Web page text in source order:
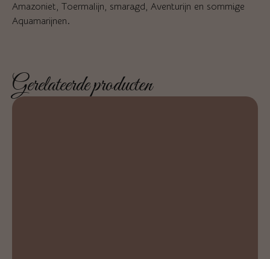
Amazoniet, Toermalijn, smaragd, Aventurijn en sommige
Aquamarijnen.
Gerelateerde producten